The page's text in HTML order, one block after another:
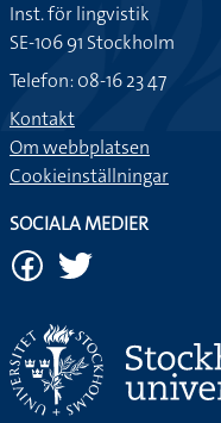
Inst. för lingvistik
SE-106 91 Stockholm
Telefon: 08-16 23 47
Kontakt
Om webbplatsen
Cookieinställningar
SOCIALA MEDIER